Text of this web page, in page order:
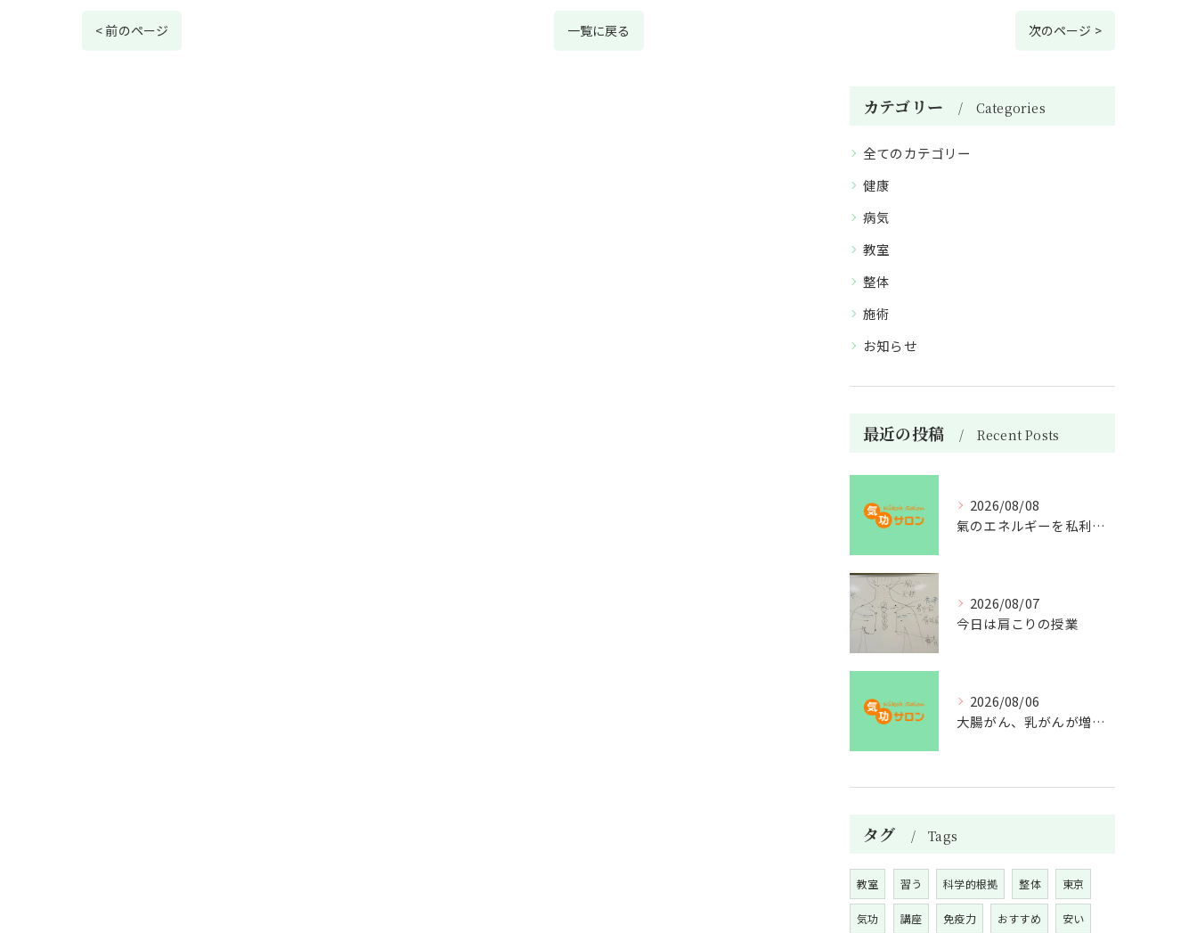
< 前のページ 一覧に戻る 次のページ >
カテゴリー Categories
全てのカテゴリー
健康
病気
教室
整体
施術
お知らせ
最近の投稿 Recent Posts
2026/08/08
氣のエネルギーを私利私欲のために使うな
2026/08/07
今日は肩こりの授業
2026/08/06
大腸がん、乳がんが増えた理由
タグ Tags
教室 習う 科学的根拠 整体 東京
気功 講座 免疫力 おすすめ 安い